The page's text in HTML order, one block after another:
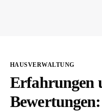
HAUSVERWALTUNG
Erfahrungen